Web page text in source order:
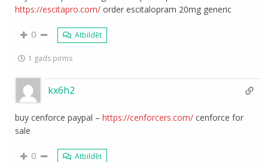
https://escitapro.com/ order escitalopram 20mg generic
0 Atbildēt
1 gads pirms
kx6h2
buy cenforce paypal –https://cenforcers.com/ cenforce for
sale
0 Atbildēt